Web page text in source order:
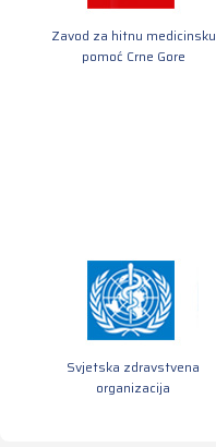
Zavod za hitnu medicinsku
pomoć Crne Gore
Svjetska zdravstvena
organizacija